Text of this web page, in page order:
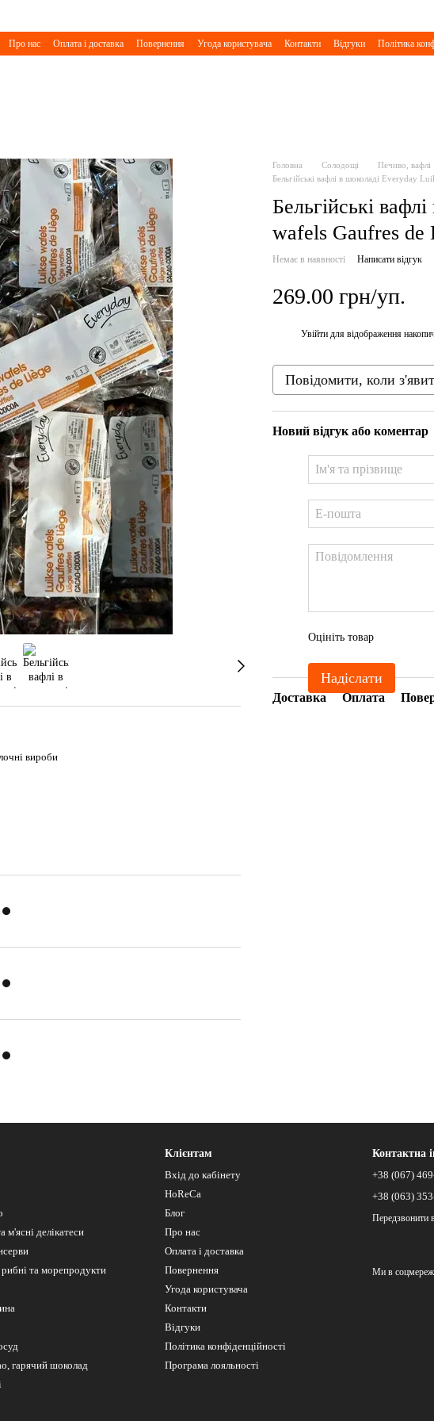
Про нас Оплата і доставка Повернення Угода користувача Контакти Відгуки Політика
вироби
Головна Солодощі Печиво, вафлі
Бельгійські вафлі в шоколаді Everyday
Бельгійські
wafels Gaufres de
Немає в наявності Написати відгук
269.00 грн/уп.
Увійти для відображення
Повідомити, коли
Новий відгук або коментар
Оцініть товар
Надіслати
Доставка Оплата
м'ясні делікатеси
та морепродукти
гарячий шоколад
Клієнтам
Вхід до кабінету
HoReCa
Блог
Про нас
Оплата і доставка
Повернення
Угода користувача
Контакти
Відгуки
Політика конфіденційності
Програма лояльності
Контактна
+38 (067)
+38 (063)
Передзвонити
Ми в